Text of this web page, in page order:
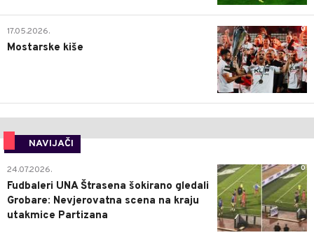
0
17.05.2026.
Mostarske kiše
NAVIJAČI
0
24.07.2026.
Fudbaleri UNA Štrasena šokirano gledali
Grobare: Nevjerovatna scena na kraju
utakmice Partizana